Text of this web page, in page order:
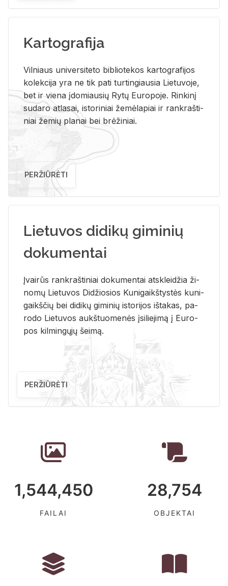
Kartografija
Vil­niaus uni­ver­si­te­to bi­b­lio­te­kos kar­to­gra­fi­jos
ko­lek­ci­ja yra ne tik pati tur­tin­giau­sia Lie­tu­vo­je,
bet ir vie­na įdo­miau­sių Rytų Eu­ro­po­je. Rin­ki­nį
su­da­ro at­la­sai, is­to­ri­niai že­mė­la­piai ir rank­raš­ti­
niai že­mių pla­nai bei brė­ži­niai.
PERŽIŪRĖTI
Lietuvos didikų giminių
dokumentai
Įvai­rūs rank­raš­ti­niai do­ku­men­tai at­sklei­džia ži­
no­mų Lie­tu­vos Di­džio­sios Ku­ni­gaikš­tys­tės ku­ni­
gaikš­čių bei di­di­kų gi­mi­nių is­to­ri­jos iš­ta­kas, pa­
ro­do Lie­tu­vos aukš­tuo­me­nės įsi­lie­ji­mą į Eu­ro­
pos kil­min­gų­jų šei­mą.
PERŽIŪRĖTI
1,544,450
FAILAI
28,754
OBJEKTAI